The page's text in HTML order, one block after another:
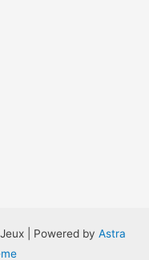
| Powered by Astra